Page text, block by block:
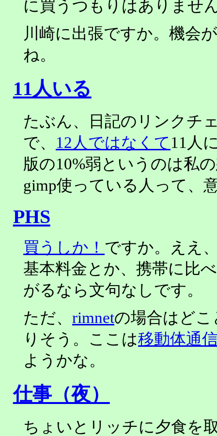
に買うつもりはありませ
川崎に出張ですか。機会
ね。
11人いる
たぶん、日記のリンクチ
で、 12人ではなくて 11人
版の10%弱というのは私
gimp使っている人って、
PHS
買うしか！ ですか。ええ
基本料金とか、携帯に比
がるなら文句なしです。
ただ、 rimnetの場合はど
りそう。ここは移動体通
ようかな。
仕事（夜）
ちょいとリッチに夕食を